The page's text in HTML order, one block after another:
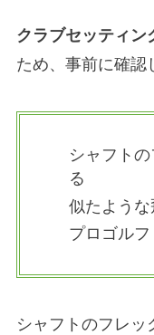
クラブセッティン
ため、事前に確認
シャフト
る
似たよう
プロゴル
シャフトのフレッ